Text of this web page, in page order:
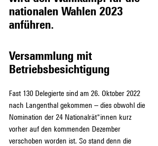
nationalen Wahlen 2023
anführen.
Versammlung mit
Betriebsbesichtigung
Fast 130 Delegierte sind am 26. Oktober 2022
nach Langenthal gekommen – dies obwohl die
Nomination der 24 Nationalrät*innen kurz
vorher auf den kommenden Dezember
verschoben worden ist. So stand denn die